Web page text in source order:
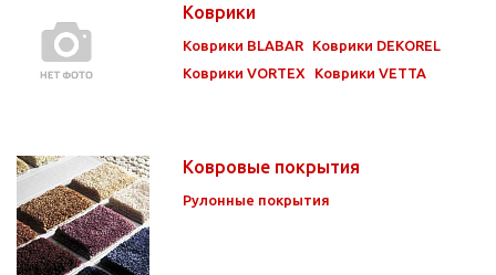
Коврики
Коврики BLABAR
Коврики DEKOREL
Коврики VORTEX
Коврики VETTA
Ковровые покрытия
Рулонные покрытия